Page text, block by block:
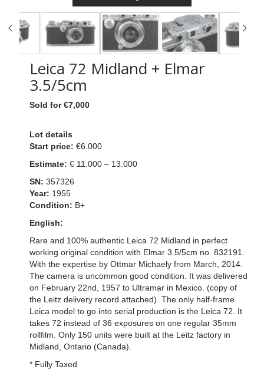
Leica 72 Midland + Elmar
3.5/5cm
Sold for €7,000
Lot details
Start price: €6.000
Estimate: € 11.000 – 13.000
SN: 357326
Year: 1955
Condition: B+
English:
Rare and 100% authentic Leica 72 Midland in perfect
working original condition with Elmar 3.5/5cm no. 832191.
With the expertise by Ottmar Michaely from March, 2014.
The camera is uncommon good condition. It was delivered
on February 22nd, 1957 to Ultramar in Mexico. (copy of
the Leitz delivery record attached). The only half-frame
Leica model to go into serial production is the Leica 72. It
takes 72 instead of 36 exposures on one regular 35mm
rollfilm. Only 150 units were built at the Leitz factory in
Midland, Ontario (Canada).
* Fully Taxed